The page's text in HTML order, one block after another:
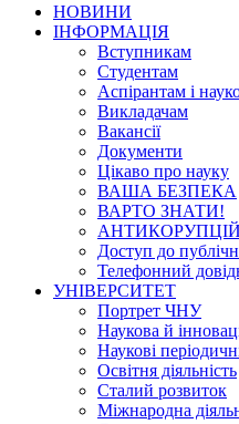
НОВИНИ
ІНФОРМАЦІЯ
Вступникам
Студентам
Аспірантам і
Викладачам
Вакансії
Документи
Цікаво про науку
ВАША БЕЗПЕКА
ВАРТО ЗНАТИ!
Доступ до
Телефонний
УНІВЕРСИТЕТ
Портрет ЧНУ
Наукова й
Наукові
Освітня діяльність
Сталий розвиток
Міжнародна